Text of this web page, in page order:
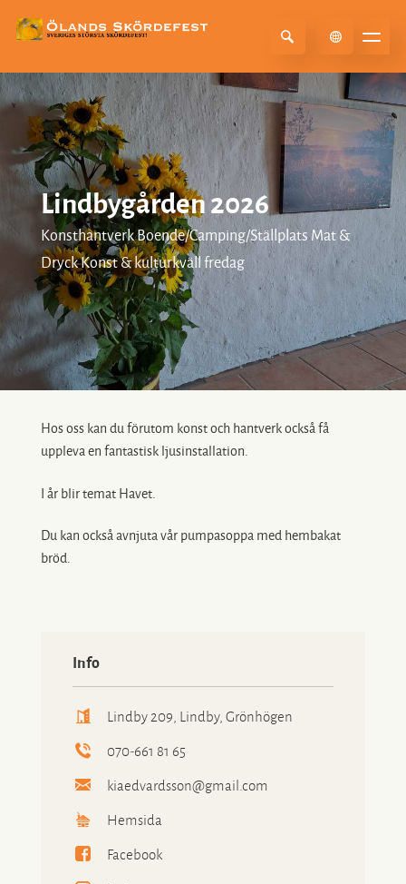
Select Language ▼
Lindbygården 2026
Konsthantverk Boende/Camping/Ställplats Mat &
Dryck Konst & kulturkväll fredag
Hos oss kan du förutom konst och hantverk också få
uppleva en fantastisk ljusinstallation.
I år blir temat Havet.
Du kan också avnjuta vår pumpasoppa med hembakat
bröd.
Info
Lindby 209, Lindby, Grönhögen
070-661 81 65
kiaedvardsson@gmail.com
Hemsida
Facebook